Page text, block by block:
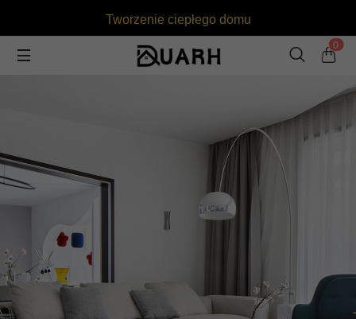
Tworzenie ciepłego domu
0